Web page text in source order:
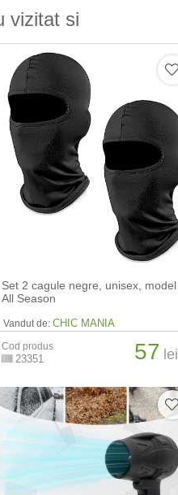
vizitat si
Set 2 cagule negre, unisex, model
All Season
Vandut de: CHIC MANIA
Cod produs
23351 57 lei